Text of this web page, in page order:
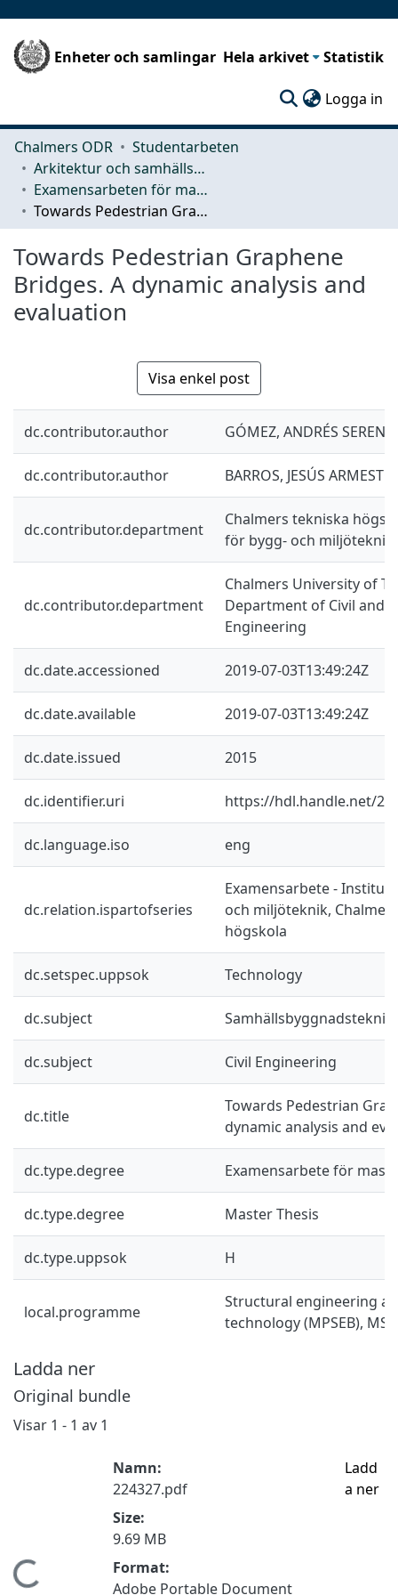
Enheter och samlingar Hela arkivet Statistik
Logga in
Chalmers ODR
Studentarbeten
Arkitektur och samhällsbyggnadsteknik (ACE)
Examensarbeten för masterexamen
Towards Pedestrian Graphene Bridges. A dynamic analysis and evaluation
Towards Pedestrian Graphene
Bridges. A dynamic analysis and
evaluation
Visa enkel post
dc.contributor.author GÓMEZ, ANDRÉS SERENA
dc.contributor.author BARROS, JESÚS ARMESTO
dc.contributor.department
Chalmers tekniska
för bygg- och miljöteknik
dc.contributor.department
Chalmers University of
Department of Civil and
Engineering
dc.date.accessioned 2019-07-03T13:49:24Z
dc.date.available 2019-07-03T13:49:24Z
dc.date.issued 2015
dc.identifier.uri https://hdl.handle.net/
dc.language.iso eng
dc.relation.ispartofseries
Examensarbete -
och miljöteknik,
högskola
dc.setspec.uppsok Technology
dc.subject Samhällsbyggnadsteknik
dc.subject Civil Engineering
dc.title
Towards Pedestrian
dynamic analysis and
dc.type.degree Examensarbete för
dc.type.degree Master Thesis
dc.type.uppsok H
local.programme
Structural engineering
technology (MPSEB), MSc
Ladda ner
Original bundle
Visar 1 - 1 av 1
Namn:
224327.pdf
Size:
9.69 MB
Format:
Adobe Portable Document
Ladd
a ner